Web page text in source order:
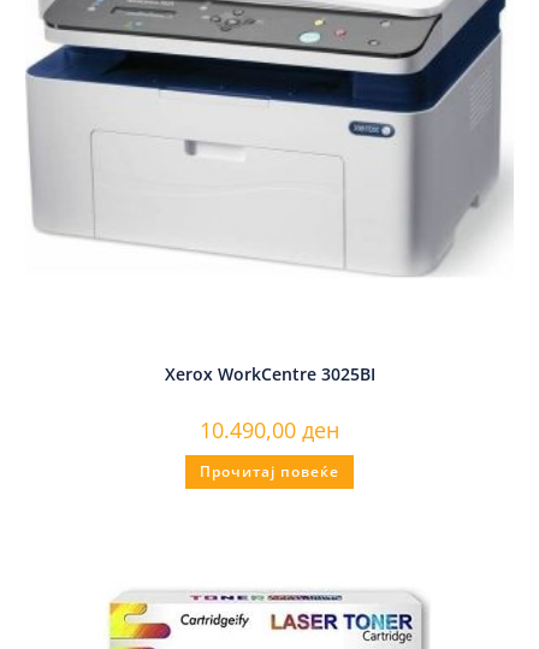
Xerox WorkCentre 3025BI
10.490,00 ден
Прочитај повеќе